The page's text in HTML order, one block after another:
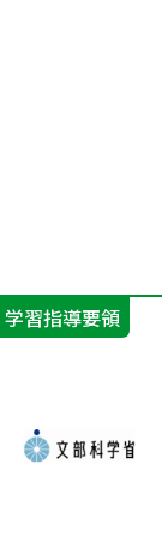
学習指導要領